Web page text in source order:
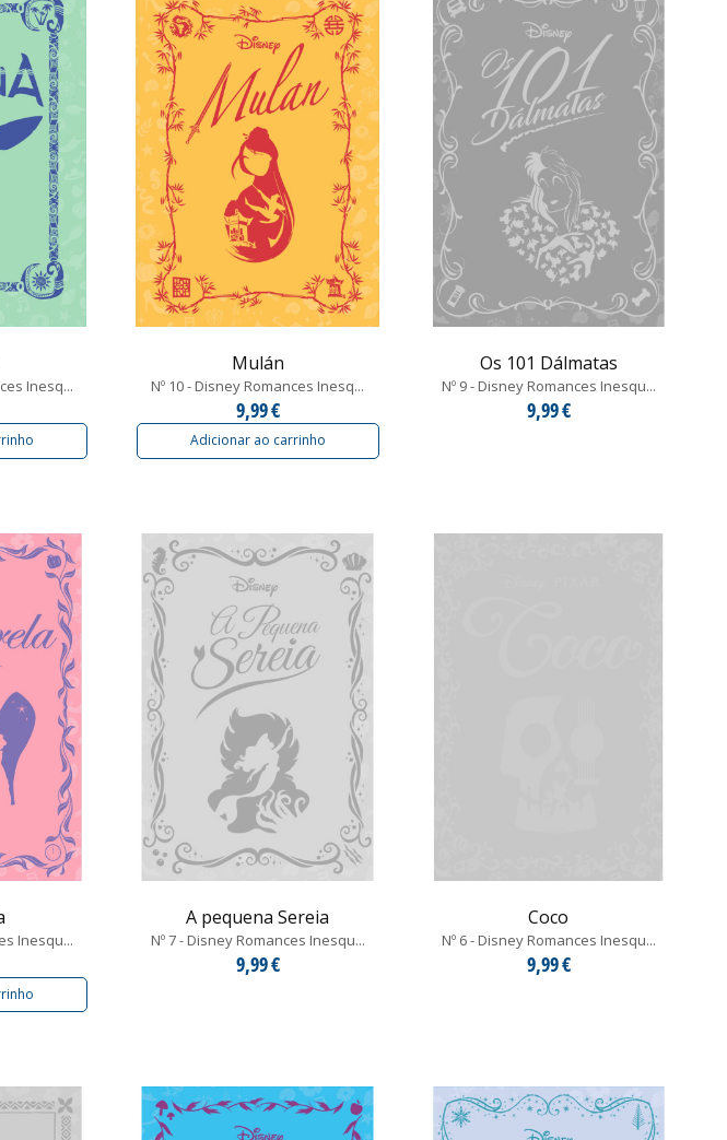
Inesq...
Mulán
Nº 10 - Disney Romances Inesq...
9,99 €
Adicionar ao carrinho
Os 101 Dálmatas
Nº 9 - Disney Romances Inesqu...
9,99 €
Inesqu...
A pequena Sereia
Nº 7 - Disney Romances Inesqu...
9,99 €
Coco
Nº 6 - Disney Romances Inesqu...
9,99 €